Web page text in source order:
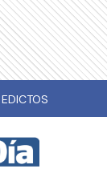
EDICTOS